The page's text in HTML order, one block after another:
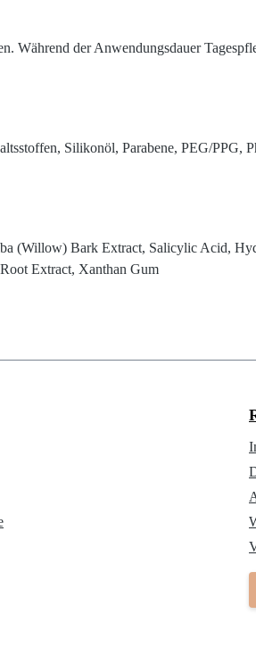
Während der Anwendungsdauer
Silikonöl, Parabene, PEG/PPG,
(Willow) Bark Extract, Salicylic Acid,
Extract, Xanthan Gum